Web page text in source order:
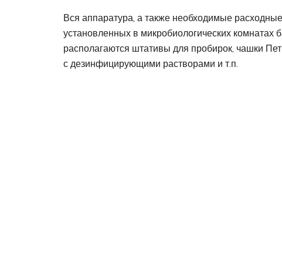
Вся аппаратура, а также необходимые
установленных в микробиологических комнатах
располагаются штативы для пробирок, чашки
с дезинфицирующими растворами и т.п.